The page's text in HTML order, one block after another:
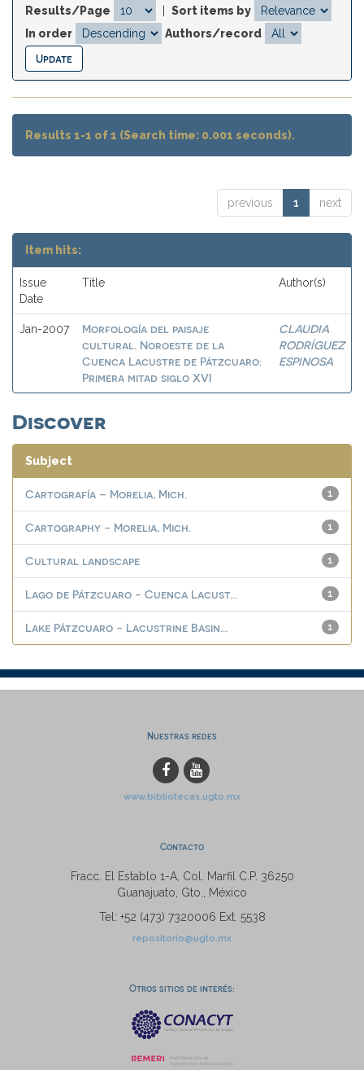
Results/Page
Sort items by
In order
Authors/record
Results 1-1 of 1 (Search time: 0.001 seconds).
previous 1 next
Item hits:
Issue
Date
Title Author(s)
Jan-2007
Morfología del paisaje
cultural. Noroeste de la
Cuenca Lacustre de Pátzcuaro:
Primera mitad siglo XVI
CLAUDIA
RODRÍGUEZ
ESPINOSA
Discover
Subject
1
Cartografía – Morelia, Mich.
1
Cartography - Morelia, Mich.
1
Cultural landscape
1
Lago de Pátzcuaro - Cuenca Lacust...
1
Lake Pátzcuaro - Lacustrine Basin...
Nuestras redes
www.bibliotecas.ugto.mx
Contacto
Fracc. El Establo 1-A, Col. Marfil C.P. 36250
Guanajuato, Gto., México
Tel: +52 (473) 7320006 Ext. 5538
repositorio@ugto.mx
Otros sitios de interés: